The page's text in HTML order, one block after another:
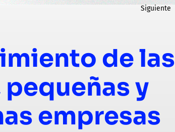
Siguiente
de las
y
empresas